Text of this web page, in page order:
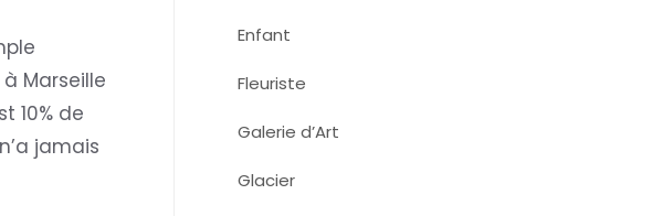
Marseille
10% de
jamais
Enfant
Fleuriste
Galerie d’Art
Glacier